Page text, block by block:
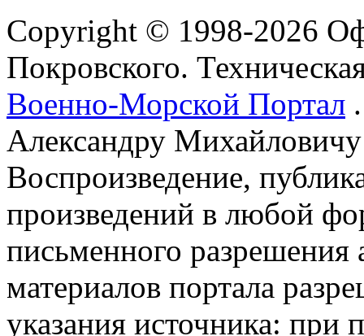
Copyright © 1998-2026
Покровского.
Военно-Морской Портал
Александру
Воспроизведение,
произведений в любой
письменного разрешения
материалов портала
указания источника: при